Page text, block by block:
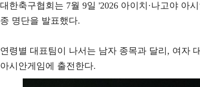
대한축구협회는 7월 9일 '2026 아이치·나고야 아
종 명단을 발표했다.
연령별 대표팀이 나서는 남자 종목과 달리, 여자
아시안게임에 출전한다.